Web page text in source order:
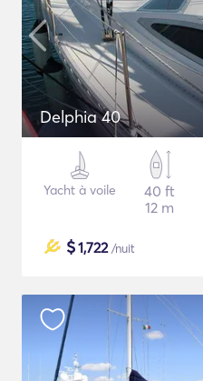
Delphia 40
Yacht à voile
40 ft
12 m
$1,722/nuit